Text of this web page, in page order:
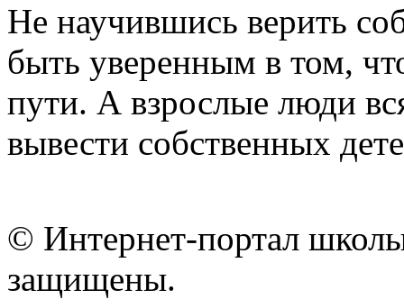
Не научившись верить
быть уверенным в том,
пути. А взрослые люди
вывести собственных
© Интернет-портал
защищены.